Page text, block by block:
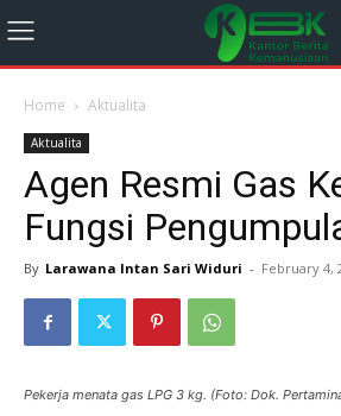
Home Aktualita
Aktualita
Agen Resmi Gas
Fungsi
By Larawana Intan Sari Widuri - February 4,
Pekerja menata gas LPG 3 kg. (Foto: Dok.